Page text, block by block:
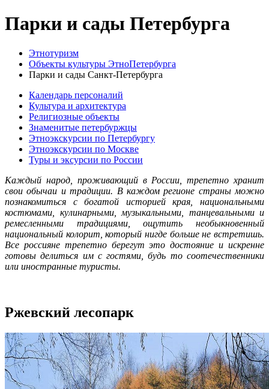
Парки и сады Петербурга
Этнотуризм
Объекты культуры ЭтноПетербурга
Парки и сады Санкт-Петербурга
Календарь персоналий
Культура и архитектура
Религиозные объекты
Знаменитые петербуржцы
Этноэкскурсии по Петербургу
Этноэкскурсии по Москве
Туры и эксурсии по России
Каждый народ, проживающий в России, трепетно хранит
свои обычаи и традиции. В каждом регионе страны можно
познакомиться с богатой историей края, национальными
костюмами, кулинарными, музыкальными, танцевальными и
ремесленными традициями, ощутить необыкновенный
национальный колорит, который нигде больше не встретишь.
Все россияне трепетно берегут это достояние и искренне
готовы делиться им с гостями, будь то соотечественники
или иностранные туристы.
Ржевский лесопарк